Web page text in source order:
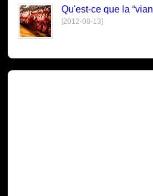
Qu'est-ce que la
[2012-08-13]